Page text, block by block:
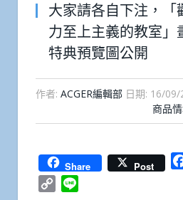
大家請各自下注，「
力至上主義的教室」
特典預覽圖公開
作者: ACGER編輯部 日期: 16/09/
商品
Share Post
Copy